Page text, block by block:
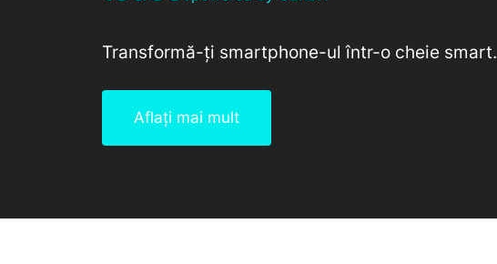
Transformă-ți smartphone-ul într-o cheie smart.
Aflați mai mult